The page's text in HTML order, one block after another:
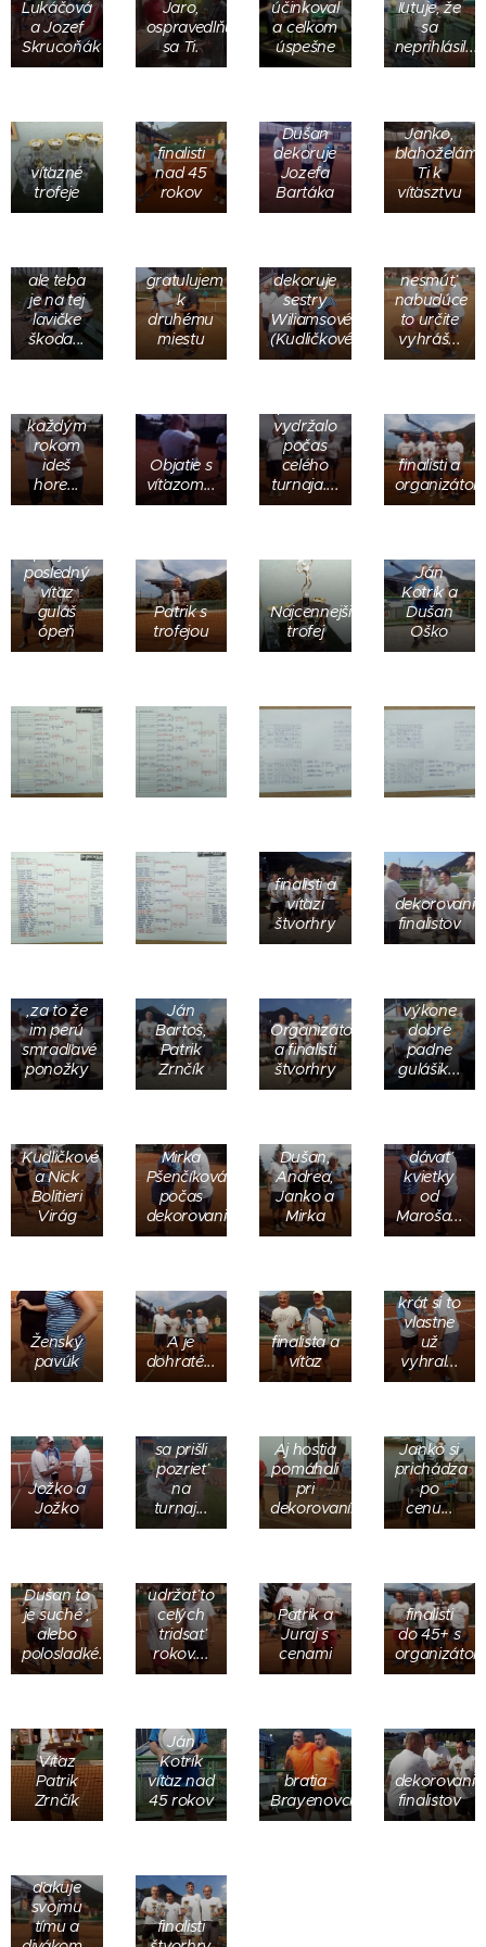
Lukáčová
a Jozef
Skrucoňák
Jaro,
ospravedlňujeme
sa Ti.
účinkoval
a celkom
úspešne
ľutuje, že
sa
neprihlásil...
víťazné
trofeje
finalisti
nad 45
rokov
Dušan
dekoruje
Jozefa
Bartáka
Janko,
blahoželám
Ti k
víťasztvu
Laco ,
Vlado
Straňák
ale teba
je na tej
lavičke
škoda...
gratulujem
k
druhému
miestu
dekoruje
sestry
Wiliamsové
(Kudličkové)
nesmúť,
nabudúce
to určite
vyhráš...
každým
rokom
ideš
hore...
Objatie s
víťazom...
ďakujeme
Ti Pane
vydržalo
počas
celého
turnaja....
finalisti a
organizátori
posledný
víťaz
guláš
ópeň
Patrik s
trofejou
Najcennejšia
trofej
Ján
Kotrík a
Dušan
Oško
finalisti a
víťazi
štvorhry
dekorovanie
finalistov
odovzdávanie
,za to že
im perú
smradľavé
ponožky
Miroslav
Ján
Bartoš,
Patrik
Zrnčík
Organizátori
a finalisti
štvorhry
výkone
dobre
padne
gulášik...
Kudličkové
a Nick
Bolitieri
Virág
Mirka
Pšenčíková
počas
dekorovania
Dušan,
Andrea,
Janko a
Mirka
Mirka,
dávať
kvietky
od
Maroša...
Ženský
pavúk
A je
dohraté...
finalista a
víťaz
krát si to
vlastne
už
vyhral...
Jožko a
Jožko
Pán
riaditeľ
Pančík a
sa prišli
pozrieť
na
turnaj...
Aj hostia
pomáhali
pri
dekorovaní...
Janko si
prichádza
po
cenu...
Dušan to
je suché ,
alebo
polosladké...
udržať to
celých
tridsať
rokov....
Patrik a
Juraj s
cenami
finalisti
do 45+ s
Víťaz
Patrik
Zrnčík
Ján
Kotrík
víťaz nad
45 rokov
bratia
Brayenovci
dekorovanie
finalistov
ďakuje
svojmu
tímu a
finalisti